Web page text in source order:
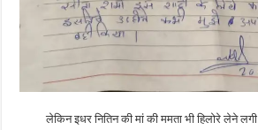
लेकिन इधर नितिन की मां की ममता भी हिलोरे लेने लगी